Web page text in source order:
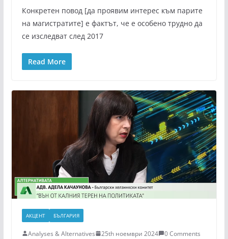
Конкретен повод [да проявим интерес към парите
на магистратите] е фактът, че е особено трудно да
се изследват след 2017
Read More
АКЦЕНТ БЪЛГАРИЯ
Analyses & Alternatives 25th ноември 2024
0 Comments